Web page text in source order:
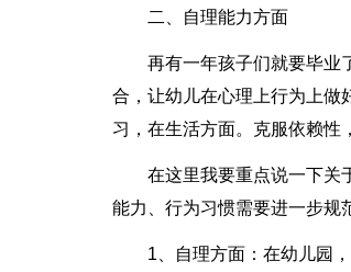
二、自理能力方面
再有一年孩子们就要毕业
合，让幼儿在心理上行为上做
习，在生活方面。克服依赖性
在这里我要重点说一下关
能力、行为习惯需要进一步规
1、自理方面：在幼儿园